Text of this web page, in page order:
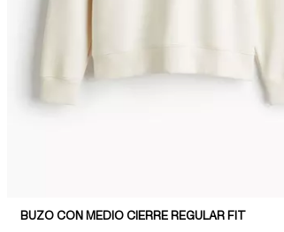
BUZO CON MEDIO CIERRE REGULAR FIT